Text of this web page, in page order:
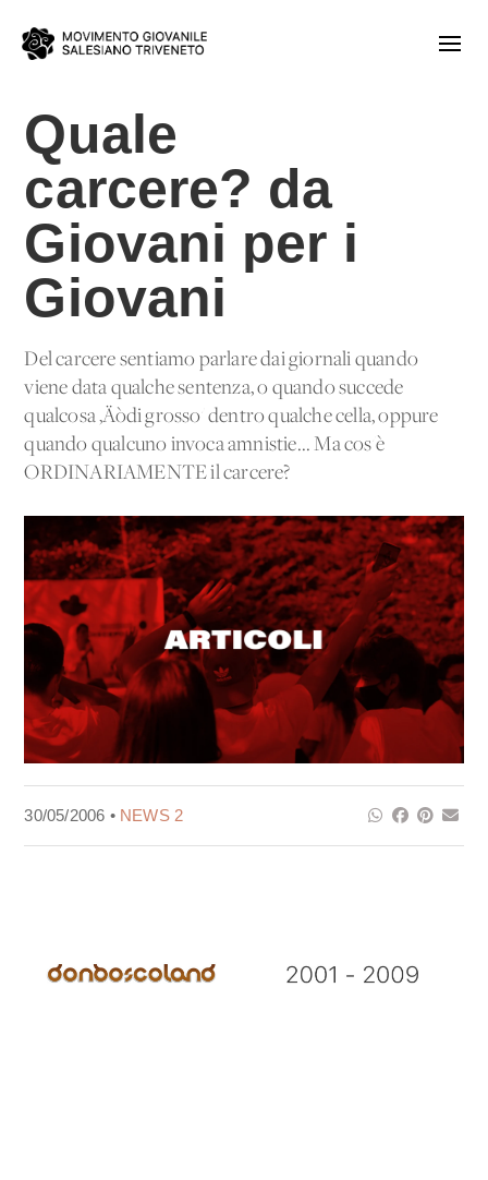
Quale
carcere? da
Giovani per i
Giovani
Del carcere sentiamo parlare dai giornali quando
viene data qualche sentenza, o quando succede
qualcosa ‚Äòdi grosso' dentro qualche cella, oppure
quando qualcuno invoca amnistie... Ma cos'è
ORDINARIAMENTE il carcere?
30/05/2006 • NEWS 2